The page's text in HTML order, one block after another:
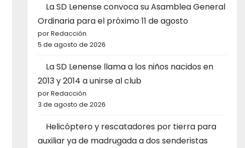
La SD Lenense convoca su Asamblea General
Ordinaria para el próximo 11 de agosto
por Redacción
5 de agosto de 2026
La SD Lenense llama a los niños nacidos en
2013 y 2014 a unirse al club
por Redacción
3 de agosto de 2026
Helicóptero y rescatadores por tierra para
auxiliar ya de madrugada a dos senderistas